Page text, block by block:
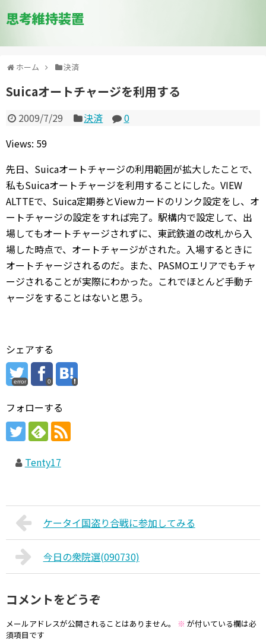
思考維持装置
ホーム 決済
Suicaオートチャージを利用する
2009/7/29 決済
0
Views: 59
先日、Suicaオートチャージの利用範囲が拡大したことで、
私もSuicaオートチャージを利用することにした。VIEW
ALTTEで、Suica定期券とViewカードのリンク設定をし、オ
ートチャージの設定をすれば完了。駅構内で設定して、出
場してもオートチャージされずに、東武鉄道の改札から入
場した時点で、オートチャージがされた。入場するときに
オートチャージされるのだ。また、PASMOエリアでもチャ
ージされることが実際にわかった。これでほとんど手動チ
ャージをすることはないと思う。
シェアする
error 0
フォローする
Tenty17
ケータイ国盗り合戦に参加してみる
今日の衆院選(090730)
コメントをどうぞ
メールアドレスが公開されることはありません。 ※ が付いている欄は必
須項目です